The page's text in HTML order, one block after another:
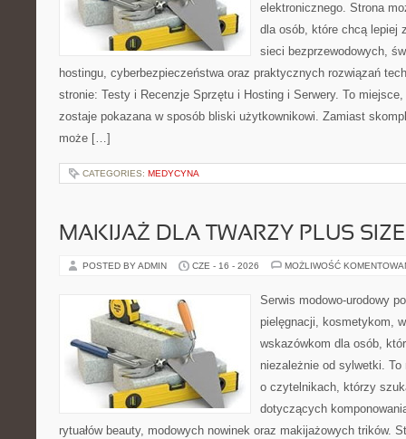
elektronicznego. Strona
dla osób, które chcą lepiej
sieci bezprzewodowych,
hostingu, cyberbezpieczeństwa oraz praktycznych rozwiązań
stronie: Testy i Recenzje Sprzętu i Hosting i Serwery. To
zostaje pokazana w sposób bliski użytkownikowi. Zamiast
może […]
CATEGORIES: MEDYCYNA
MAKIJAŻ DLA TWARZY PLUS SIZE
POSTED BY ADMIN CZE - 16 - 2026 MOŻLIWOŚĆ
Serwis modowo-urodowy
pielęgnacji, kosmetykom,
wskazówkom dla osób,
niezależnie od sylwetki.
o czytelnikach, którzy
dotyczących
rytuałów beauty, modowych nowinek oraz makijażowych trików.